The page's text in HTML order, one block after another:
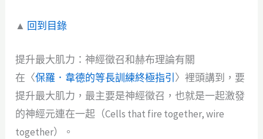
▲ 回到目錄
提升最大肌力：神經徵召和赫布理論有關
在〈保羅．韋德的等長訓練終極指引 〉裡頭講到，要
提升最大肌力，最主要是神經徵召，也就是一起激發
的神經元連在一起（Cells that fire together, wire
together）。